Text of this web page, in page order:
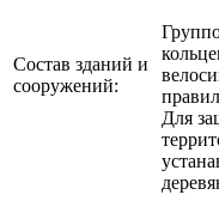
Состав зданий и
сооружений:
Для